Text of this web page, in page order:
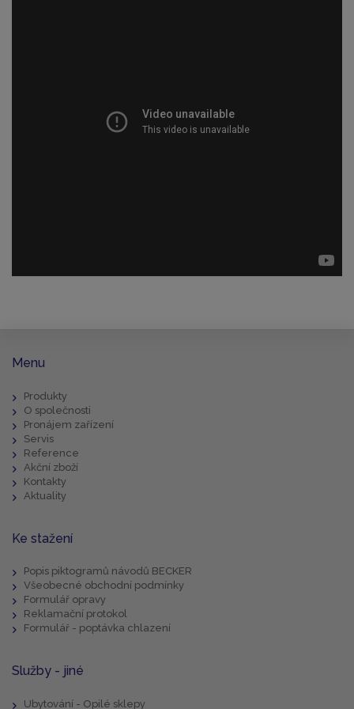
Menu
Produkty
O společnosti
Pronájem zařízení
Servis
Reference
Akční zboží
Kontakty
Aktuality
Ke stažení
Popis piktogramů návodů BECKER
Všeobecné obchodní podmínky
Formulář opravy
Reklamační protokol
Formulář - poptávka chlazení
Služby - jiné
Ubytování - Opilé sklepy